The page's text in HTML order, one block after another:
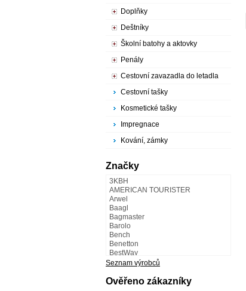
Doplňky
Deštníky
Školní batohy a aktovky
Penály
Cestovní zavazadla do letadla
Cestovní tašky
Kosmetické tašky
Impregnace
Kování, zámky
Značky
3KBH
AMERICAN TOURISTER
Arwel
Baagl
Bagmaster
Barolo
Bench
Benetton
BestWay
BestWay - Fabrizio
Bugatti
Seznam výrobců
Ověřeno zákazníky